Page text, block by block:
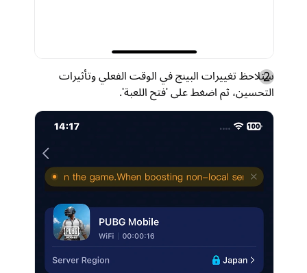
ستلاحظ تغييرات البينج في الوقت الفعلي وتأثيرات
التحسين، ثم اضغط على 'فتح اللعبة'.